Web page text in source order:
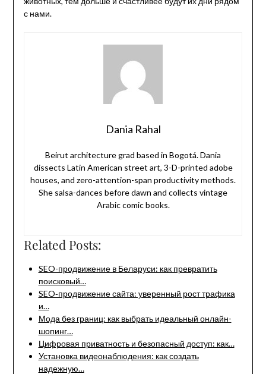
с нами.
Dania Rahal
Beirut architecture grad based in Bogotá. Dania
dissects Latin American street art, 3-D-printed adobe
houses, and zero-attention-span productivity methods.
She salsa-dances before dawn and collects vintage
Arabic comic books.
Related Posts:
SEO-продвижение в Беларуси: как превратить
поисковый…
SEO‑продвижение сайта: уверенный рост трафика
и…
Мода без границ: как выбрать идеальный онлайн-
шопинг…
Цифровая приватность и безопасный доступ: как…
Установка видеонаблюдения: как создать
надежную…